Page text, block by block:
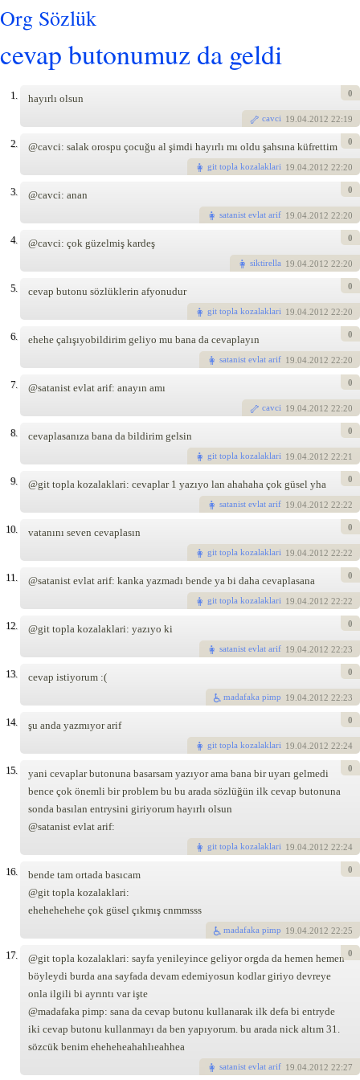
Org Sözlük
cevap butonumuz da geldi
1. hayırlı olsun
cavci 19.04.2012 22:19
0
2. @cavci: salak orospu çocuğu al şimdi hayırlı mı oldu şahsına küfrettim
git topla kozalaklari 19.04.2012 22:20
0
3. @cavci: anan
satanist evlat arif 19.04.2012 22:20
0
4. @cavci: çok güzelmiş kardeş
siktirella 19.04.2012 22:20
0
5. cevap butonu sözlüklerin afyonudur
git topla kozalaklari 19.04.2012 22:20
0
6. ehehe çalışıyobildirim geliyo mu bana da cevaplayın
satanist evlat arif 19.04.2012 22:20
0
7. @satanist evlat arif: anayın amı
cavci 19.04.2012 22:20
0
8. cevaplasanıza bana da bildirim gelsin
git topla kozalaklari 19.04.2012 22:21
0
9. @git topla kozalaklari: cevaplar 1 yazıyo lan ahahaha çok güsel yha
satanist evlat arif 19.04.2012 22:22
0
10. vatanını seven cevaplasın
git topla kozalaklari 19.04.2012 22:22
0
11. @satanist evlat arif: kanka yazmadı bende ya bi daha cevaplasana
git topla kozalaklari 19.04.2012 22:22
0
12. @git topla kozalaklari: yazıyo ki
satanist evlat arif 19.04.2012 22:23
0
13. cevap istiyorum :(
madafaka pimp 19.04.2012 22:23
0
14. şu anda yazmıyor arif
git topla kozalaklari 19.04.2012 22:24
0
15.
yani cevaplar butonuna basarsam yazıyor ama bana bir uyarı gelmedi
bence çok önemli bir problem bu bu arada sözlüğün ilk cevap butonuna
sonda basılan entrysini giriyorum hayırlı olsun
@satanist evlat arif:
git topla kozalaklari 19.04.2012 22:24
0
16.
bende tam ortada basıcam
@git topla kozalaklari:
ehehehehehe çok güsel çıkmış cnmmsss
madafaka pimp 19.04.2012 22:25
0
17.
@git topla kozalaklari: sayfa yenileyince geliyor orgda da hemen hemen
böyleydi burda ana sayfada devam edemiyosun kodlar giriyo devreye
onla ilgili bi ayrıntı var işte
@madafaka pimp: sana da cevap butonu kullanarak ilk defa bi entryde
iki cevap butonu kullanmayı da ben yapıyorum. bu arada nick altım 31.
sözcük benim eheheheahahlıeahhea
satanist evlat arif 19.04.2012 22:27
0